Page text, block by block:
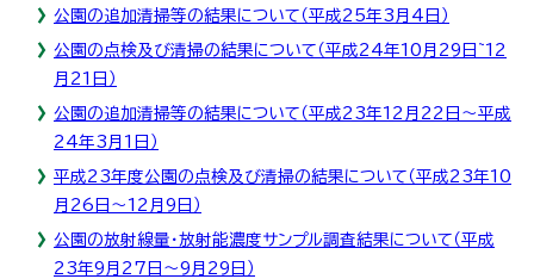
公園の追加清掃等の結果について（平成25年3月4日）
公園の点検及び清掃の結果について（平成24年10月29日~12
月21日）
公園の追加清掃等の結果について（平成23年12月22日～平成
24年3月1日）
平成23年度公園の点検及び清掃の結果について（平成23年10
月26日～12月9日）
公園の放射線量・放射能濃度サンプル調査結果について（平成
23年9月27日～9月29日）